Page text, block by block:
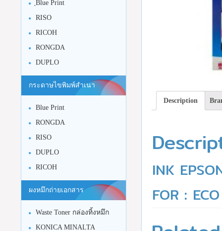
Description
INK
FOR :
ฺBlue Print
RISO
RICOH
RONGDA
DUPLO
กระดาษไขพิมพ์สำเนา
Blue Print
RONGDA
RISO
DUPLO
RICOH
ผงหมึกถ่ายเอกสาร
Waste Toner กล่องทิ้งหมึก
KONICA MINALTA